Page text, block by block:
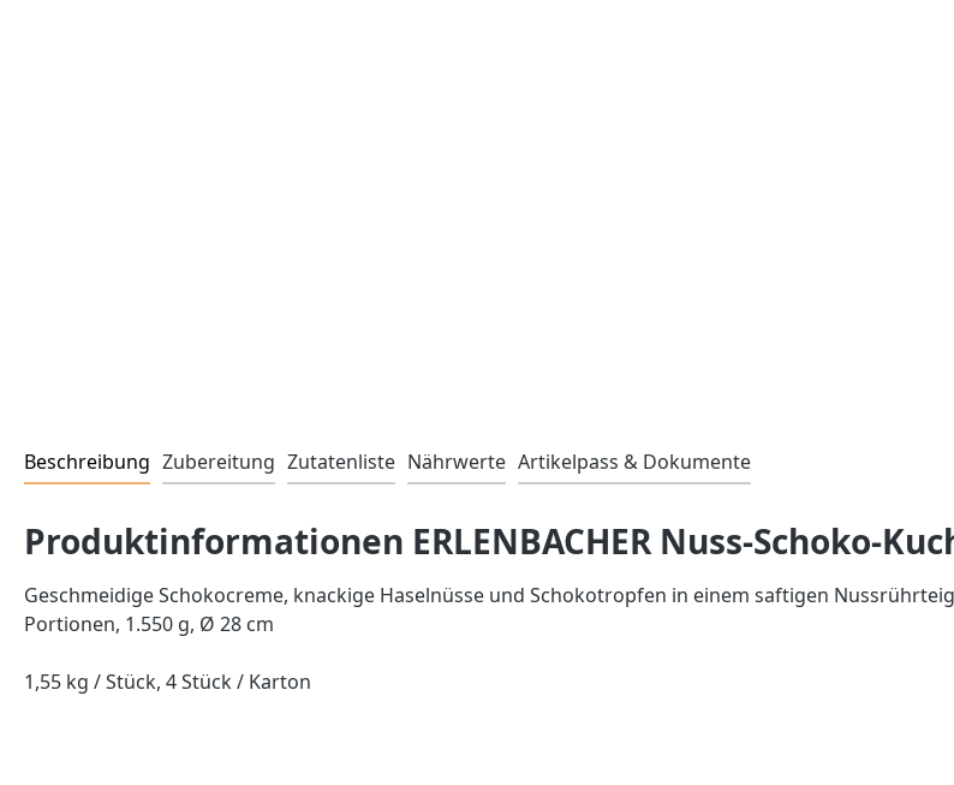
Beschreibung Zubereitung Zutatenliste Nährwerte Artikelpass & Dokumente
Produktinformationen ERLENBACHER Nuss-Schoko-
Geschmeidige Schokocreme, knackige Haselnüsse und Schokotropfen in einem saftigen
Portionen, 1.550 g, Ø 28 cm
1,55 kg / Stück, 4 Stück / Karton